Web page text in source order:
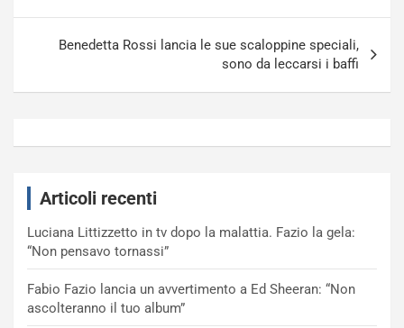
Benedetta Rossi lancia le sue scaloppine speciali,
sono da leccarsi i baffi
Articoli recenti
Luciana Littizzetto in tv dopo la malattia. Fazio la gela:
“Non pensavo tornassi”
Fabio Fazio lancia un avvertimento a Ed Sheeran: “Non
ascolteranno il tuo album”